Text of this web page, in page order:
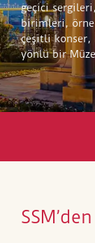
geçici
birimleri,
çeşitli konser,
yönlü bir